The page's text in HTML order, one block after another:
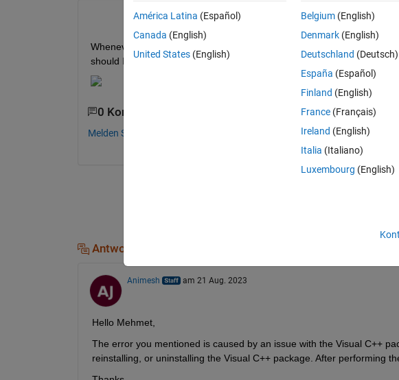
Whenever I create a simulink model and save it, when I restart that
should I do?
0 Kommentare
Melden Sie sich an, um zu kommentieren.
Antworten (1)
Animesh am 21 Aug. 2023
Hello Mehmet,
The error you mentioned is caused by an issue with the Visual C++
reinstalling, or uninstalling the Visual C++ package. After performing
América Latina (Español)
Canada (English)
United States (English)
Belgium (English)
Denmark (English)
Deutschland (Deutsch)
España (Español)
Finland (English)
France (Français)
Ireland (English)
Italia (Italiano)
Luxembourg (English)